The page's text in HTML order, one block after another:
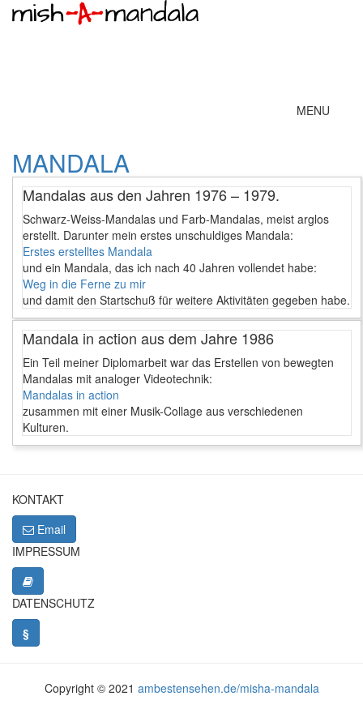
Toggle
MENU
MANDALA
Mandalas aus den Jahren 1976 – 1979.
Schwarz-Weiss-Mandalas und Farb-Mandalas, meist arglos
erstellt. Darunter mein erstes unschuldiges Mandala:
Erstes erstelltes Mandala
und ein Mandala, das ich nach 40 Jahren vollendet habe:
Weg in die Ferne zu mir
und damit den Startschuß für weitere Aktivitäten gegeben habe.
Mandala in action aus dem Jahre 1986
Ein Teil meiner Diplomarbeit war das Erstellen von bewegten
Mandalas mit analoger Videotechnik:
Mandalas in action
zusammen mit einer Musik-Collage aus verschiedenen
Kulturen.
KONTAKT
Email
IMPRESSUM
DATENSCHUTZ
§
Copyright © 2021 ambestensehen.de/misha-mandala